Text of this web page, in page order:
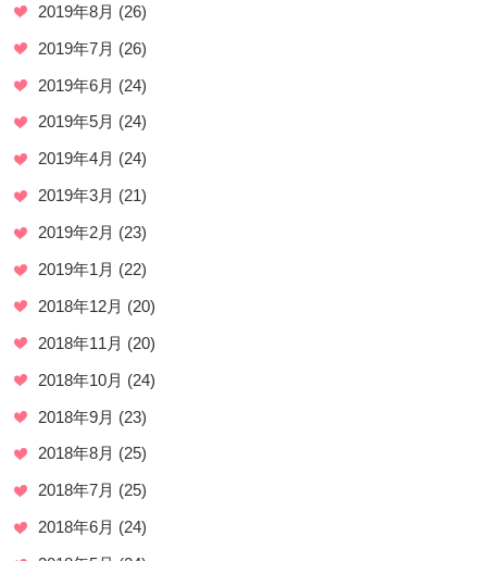
2019年8月 (26)
2019年7月 (26)
2019年6月 (24)
2019年5月 (24)
2019年4月 (24)
2019年3月 (21)
2019年2月 (23)
2019年1月 (22)
2018年12月 (20)
2018年11月 (20)
2018年10月 (24)
2018年9月 (23)
2018年8月 (25)
2018年7月 (25)
2018年6月 (24)